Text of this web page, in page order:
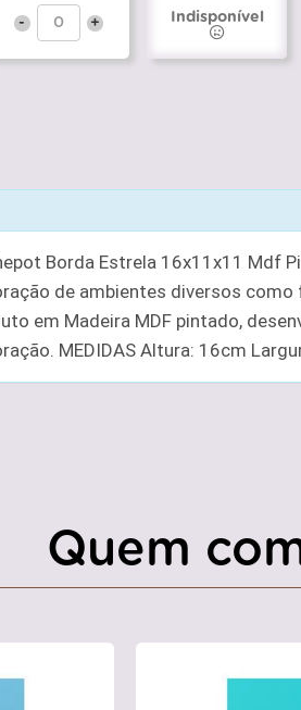
- +
Indisponível
Borda Estrela 16x11x11 Mdf
de ambientes diversos
em Madeira MDF pintado,
MEDIDAS Altura: 16cm
Quem